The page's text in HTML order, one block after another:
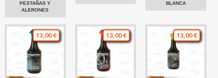
PESTAÑAS Y
ALERONES
BLANCA
13,00 € 13,00 € 13,00 €